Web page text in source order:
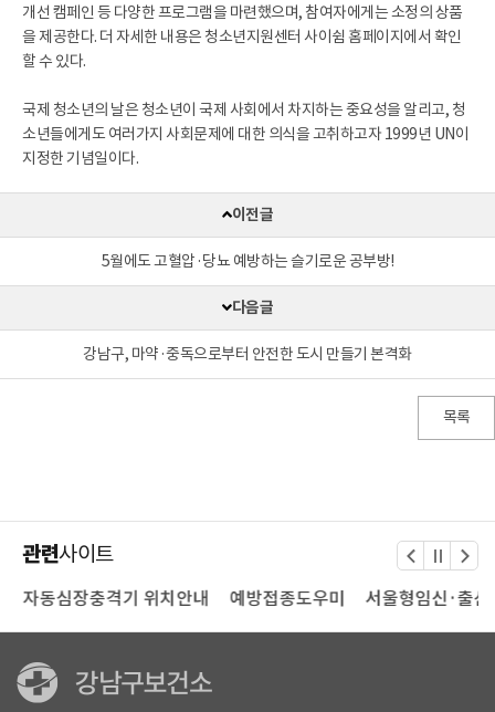
개선 캠페인 등 다양한 프로그램을 마련했으며, 참여자에게는 소정의 상품
을 제공한다. 더 자세한 내용은 청소년지원센터 사이쉼 홈페이지에서 확인
할 수 있다.
국제 청소년의 날은 청소년이 국제 사회에서 차지하는 중요성을 알리고, 청
소년들에게도 여러가지 사회문제에 대한 의식을 고취하고자 1999년 UN이
지정한 기념일이다.
이전글
5월에도 고혈압·당뇨 예방하는 슬기로운 공부방!
다음글
강남구, 마약·중독으로부터 안전한 도시 만들기 본격화
목록
관련사이트
자동심장충격기 위치안내 예방접종도우미 서울형임신·출산